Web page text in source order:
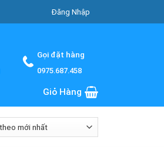
Đăng Nhập
Gọi đặt hàng
0975.687.458
Giỏ Hàng